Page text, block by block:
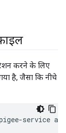
करने के लिए
है, जैसा कि नीचे
service